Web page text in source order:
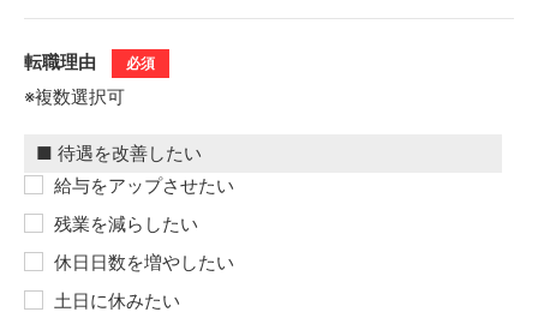
転職理由 必須
※複数選択可
給与をアップさせたい
残業を減らしたい
休日日数を増やしたい
土日に休みたい